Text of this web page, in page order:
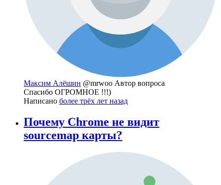
Максим Алёшин @mrwoo Автор вопроса
Спасибо ОГРОМНОЕ !!!)
Написано более трёх лет назад
Почему Chrome не видит
sourcemap карты?